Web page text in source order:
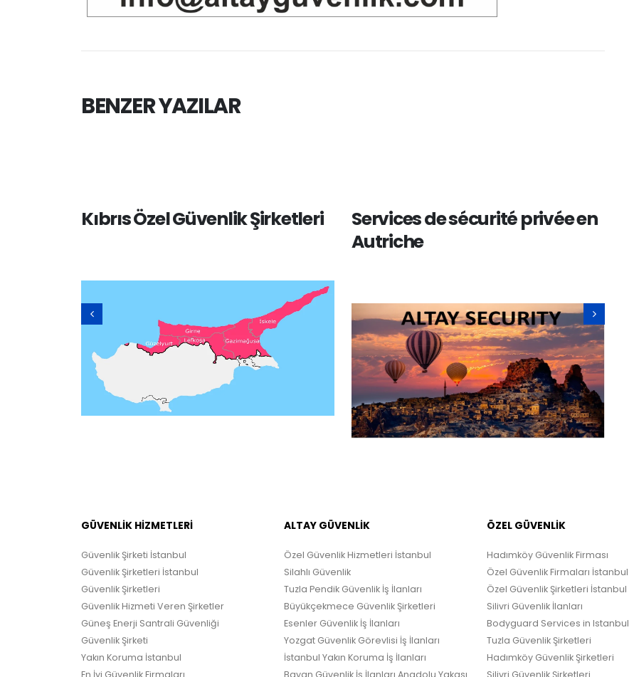
BENZER YAZILAR
Services de sécurité privée en
Services de sécurité privée à
Vienne
GÜVENLİK HİZMETLERİ
Güvenlik Şirketi İstanbul
Güvenlik Şirketleri İstanbul
Güvenlik Şirketleri
Güvenlik Hizmeti Veren Şirketler
Güneş Enerji Santrali Güvenliği
Güvenlik Şirketi
Yakın Koruma İstanbul
En İyi Güvenlik Firmaları
ALTAY GÜVENLİK
Özel Güvenlik Hizmetleri İstanbul
Silahlı Güvenlik
Tuzla Pendik Güvenlik İş İlanları
Büyükçekmece Güvenlik Şirketleri
Esenler Güvenlik İş İlanları
Yozgat Güvenlik Görevlisi İş İlanları
İstanbul Yakın Koruma İş İlanları
Bayan Güvenlik İş İlanları Anadolu Yakası
ÖZEL GÜVENLİK
Hadımköy Güvenlik Firması
Özel Güvenlik Firmaları İstanbul
Özel Güvenlik Şirketleri İstanbul
Silivri Güvenlik İlanları
Bodyguard Services in Istanbul
Tuzla Güvenlik Şirketleri
Hadımköy Güvenlik Şirketleri
Silivri Güvenlik Şirketleri